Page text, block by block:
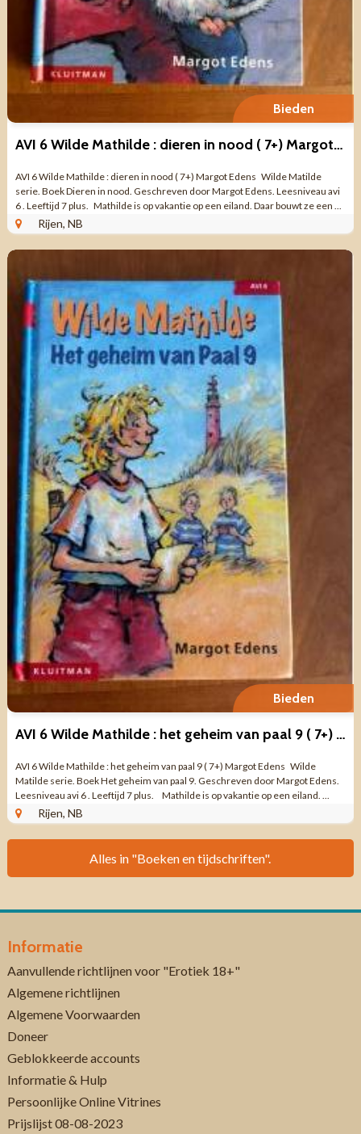
Bieden
AVI 6 Wilde Mathilde : dieren in nood ( 7+) Margot Edens
AVI 6 Wilde Mathilde : dieren in nood ( 7+) Margot Edens Wilde Matilde
serie. Boek Dieren in nood. Geschreven door Margot Edens. Leesniveau avi
6 . Leeftijd 7 plus. Mathilde is op vakantie op een eiland. Daar bouwt ze een ...
Rijen, NB
Bieden
AVI 6 Wilde Mathilde : het geheim van paal 9 ( 7+) Margot Edens
AVI 6 Wilde Mathilde : het geheim van paal 9 ( 7+) Margot Edens Wilde
Matilde serie. Boek Het geheim van paal 9. Geschreven door Margot Edens.
Leesniveau avi 6 . Leeftijd 7 plus. Mathilde is op vakantie op een eiland. ...
Rijen, NB
Alles in "Boeken en tijdschriften".
Informatie
Aanvullende richtlijnen voor "Erotiek 18+"
Algemene richtlijnen
Algemene Voorwaarden
Doneer
Geblokkeerde accounts
Informatie & Hulp
Persoonlijke Online Vitrines
Prijslijst 08-08-2023